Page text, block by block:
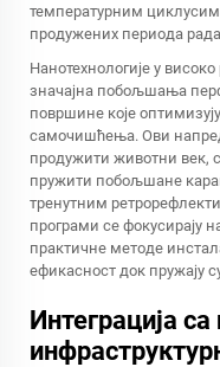
температурним
продужених периода
Нанотехнологије у
значајна побољшања
површине које
самочишћења. Ови
продужити животни век,
пружити побољшане
тренутним
програми се фокусирају
практичне методе
ефикасност док пружају
Интеграција